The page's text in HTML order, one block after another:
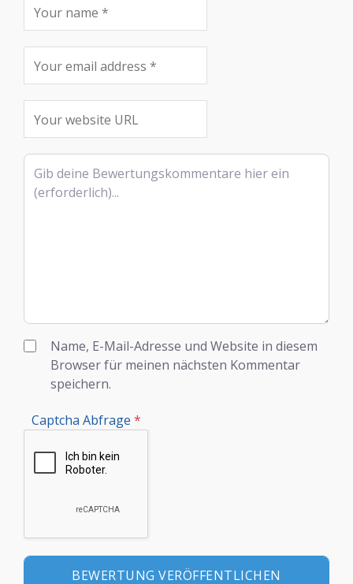
Rezensionstext
Name, E-Mail-Adresse und Website in diesem
Browser für meinen nächsten Kommentar
speichern.
Captcha Abfrage *